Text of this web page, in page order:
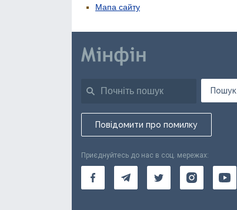
Мапа сайту
Пошук
Повідомити про помилку
Приєднуйтесь до нас в соц. мережах: